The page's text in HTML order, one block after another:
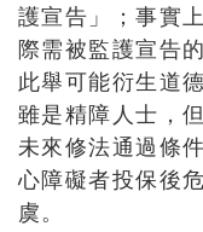
護宣告」；事實
際需被監護宣告
此舉可能衍生道
雖是精障人士，
未來修法通過條
心障礙者投保後
虞。